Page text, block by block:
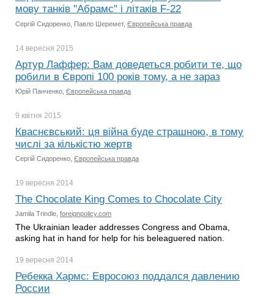
мову танків "Абрамс" і літаків F-22
Сергій Сидоренко, Павло Шеремет, Європейська правда
14 вересня 2015
Артур Лаффер: Вам доведеться робити те, що
робили в Європі 100 років тому, а не зараз
Юрій Панченко, Європейська правда
9 квітня 2015
Кваснєвський: ця війна буде страшною, в тому
числі за кількістю жертв
Сергій Сидоренко, Європейська правда
19 вересня 2014
The Chocolate King Comes to Chocolate City
Jamila Trindle, foreignpolicy.com
The Ukrainian leader addresses Congress and Obama,
asking hat in hand for help for his beleaguered nation.
19 вересня 2014
Ребекка Хармс: Евросоюз поддался давлению
России